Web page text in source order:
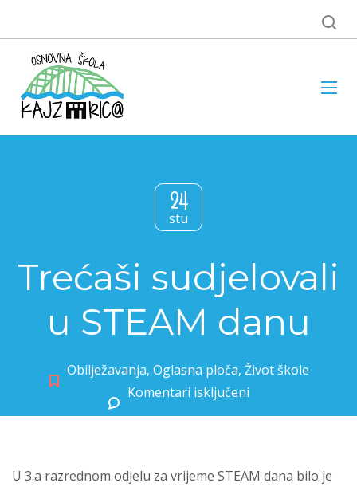
24
stu
Trećaši sudjelovali
u STEAM danu
Obilježavanja, Oglasna ploča, Život škole
Komentari isključeni
U 3.a razrednom odjelu za vrijeme STEAM dana bilo je